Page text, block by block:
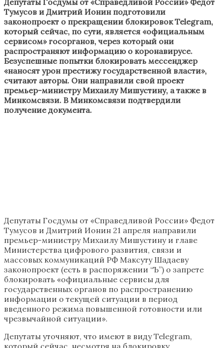
Тумусов и Дмитрий Ионин подготовили
законопроект о прекращении блокировок Telegram,
который сейчас, по сути, является «официальным
сервисом» госорганов, через который они
распространяют информацию о коронавирусе.
Безуспешные попытки блокировать мессенджер
«наносят урон престижу государственной власти»,
считают авторы. Они направили свой проект
премьер-министру Михаилу Мишустину, а также в
Минкомсвязи. В Минкомсвязи подтвердили
получение документа.
Депутаты Госдумы от «Справедливой России» Федот
Тумусов и Дмитрий Ионин 21 апреля направили
премьер-министру Михаилу Мишустину и главе
Министерства цифрового развития, связи и
массовых коммуникаций РФ Максуту Шадаеву
законопроект (есть в распоряжении “Ъ”) о запрете
блокировать «официальные сервисы для
государственных органов по распространению
информации о текущей ситуации в период
введенного режима повышенной готовности или
чрезвычайной ситуации».
Депутаты уточняют, что имеют в виду Telegram,
который сейчас, несмотря на блокировку,